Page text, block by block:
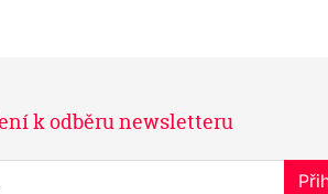
k odběru newsletteru
Přihlaste se k odběru novinek